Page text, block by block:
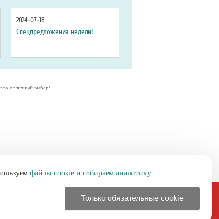
2024-07-18
Спецпредложения недели!
это отличный выбор!
+7 (499) 110-46-21
файлы cookie и собираем аналитику
Только обязательные cookie